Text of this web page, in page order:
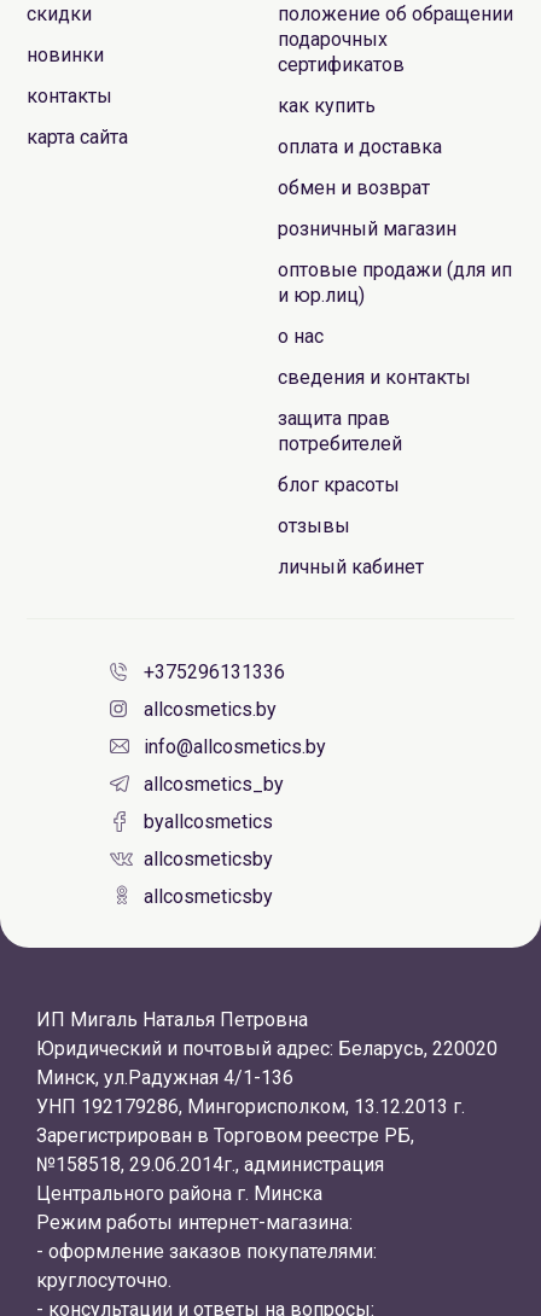
скидки
новинки
контакты
карта сайта
положение об обращении
подарочных
сертификатов
как купить
оплата и доставка
обмен и возврат
розничный магазин
оптовые продажи (для ип
и юр.лиц)
о нас
сведения и контакты
защита прав
потребителей
блог красоты
отзывы
личный кабинет
+375296131336
allcosmetics.by
info@allcosmetics.by
allcosmetics_by
byallcosmetics
allcosmeticsby
allcosmeticsby
ИП Мигаль Наталья Петровна
Юридический и почтовый адрес: Беларусь, 220020
Минск, ул.Радужная 4/1-136
УНП 192179286, Мингорисполком, 13.12.2013 г.
Зарегистрирован в Торговом реестре РБ,
№158518, 29.06.2014г., администрация
Центрального района г. Минска
Режим работы интернет-магазина:
- оформление заказов покупателями:
круглосуточно.
- консультации и ответы на вопросы: